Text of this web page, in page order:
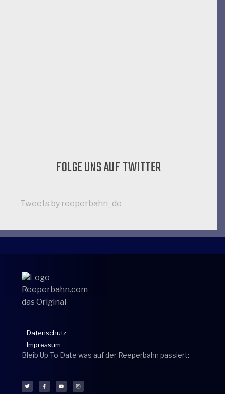
FOLGE UNS AUF TWITTER
Tweets by reeperbahn_de
Datenschutz
Impressum
Bleib Up To Date was auf der Reeperbahn passiert: